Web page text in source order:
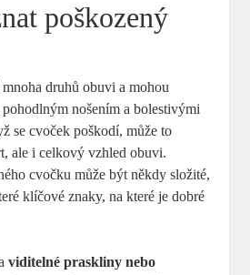
poškozený
druhů obuvi a mohou
nošením a bolestivými
se cvoček poškodí, může to
ale i celkový vzhled obuvi.
cvočku může být někdy složité,
klíčové znaky, na které je dobré
viditelné praskliny nebo